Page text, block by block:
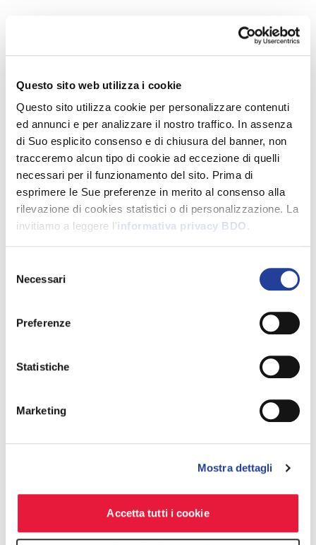
Questo sito web utilizza i cookie
Questo sito utilizza cookie per personalizzare contenuti
ed annunci e per analizzare il nostro traffico. In assenza
di Suo esplicito consenso e di chiusura del banner, non
tracceremo alcun tipo di cookie ad eccezione di quelli
necessari per il funzionamento del sito. Prima di
esprimere le Sue preferenze in merito al consenso alla
rilevazione di cookies statistici o di personalizzazione. La
invitiamo a leggere l'informativa privacy BDO .
delNecessari
Preferenze
Statistiche
Marketing
Mostra dettagli
Accetta tutti i cookie